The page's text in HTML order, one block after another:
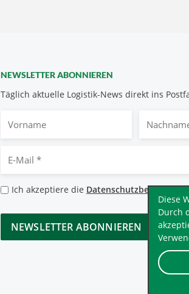
Diese
Durch
NEWSLETTER ABONNIEREN
Täglich aktuelle Logistik-News direkt ins
Mail
Datenschutzbestimmungen
Ich akzeptiere die
CAPTCHA